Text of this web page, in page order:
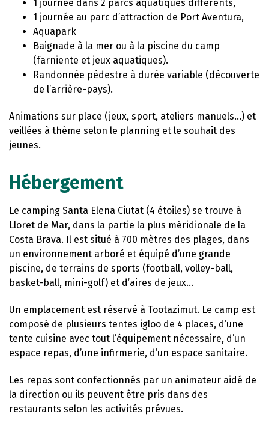
1 journée dans 2 parcs aquatiques différents,
1 journée au parc d’attraction de Port Aventura,
Aquapark
Baignade à la mer ou à la piscine du camp
(farniente et jeux aquatiques).
Randonnée pédestre à durée variable (découverte
de l’arrière-pays).
Animations sur place (jeux, sport, ateliers manuels…) et
veillées à thème selon le planning et le souhait des
jeunes.
Hébergement
Le camping Santa Elena Ciutat (4 étoiles) se trouve à
Lloret de Mar, dans la partie la plus méridionale de la
Costa Brava. Il est situé à 700 mètres des plages, dans
un environnement arboré et équipé d’une grande
piscine, de terrains de sports (football, volley-ball,
basket-ball, mini-golf) et d’aires de jeux…
Un emplacement est réservé à Tootazimut. Le camp est
composé de plusieurs tentes igloo de 4 places, d’une
tente cuisine avec tout l’équipement nécessaire, d’un
espace repas, d’une infirmerie, d’un espace sanitaire.
Les repas sont confectionnés par un animateur aidé de
la direction ou ils peuvent être pris dans des
restaurants selon les activités prévues.